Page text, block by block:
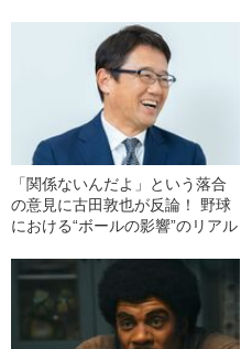
ら“キャラ変”できたのか
「関係ないんだよ」という落合
の意見に古田敦也が反論！ 野球
における“ボールの影響”のリアル